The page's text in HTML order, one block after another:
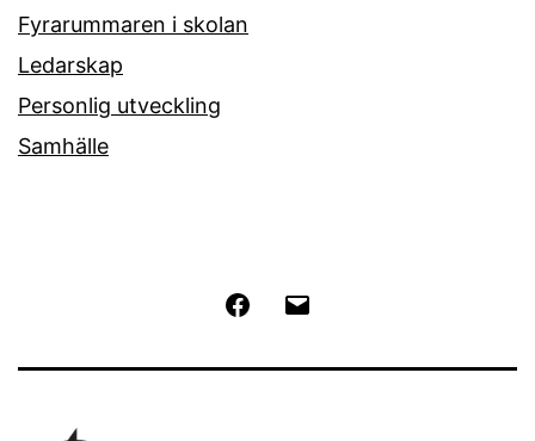
Fyrarummaren i skolan
Ledarskap
Personlig utveckling
Samhälle
Facebook